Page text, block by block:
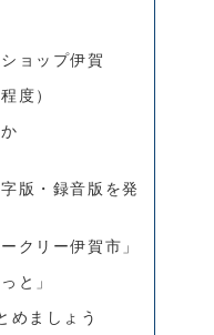
ョップ伊賀
度）
版・録音版を発
クリー伊賀市」
と」
めましょう